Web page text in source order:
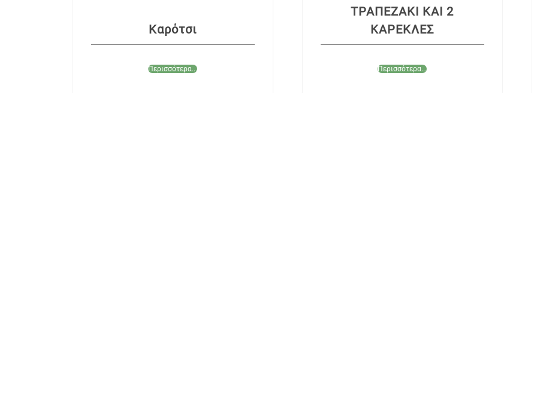
Καρότσι
Περισσότερα...
ΤΡΑΠΕΖΑΚΙ ΚΑΙ 2
ΚΑΡΕΚΛΕΣ
Περισσότερα...